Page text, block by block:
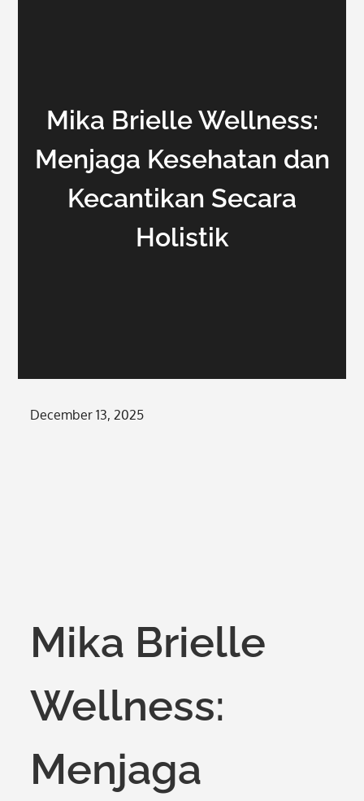
Mika Brielle Wellness:
Menjaga Kesehatan dan
Kecantikan Secara
Holistik
Posted
December 13, 2025
Mika Brielle
Wellness:
Menjaga